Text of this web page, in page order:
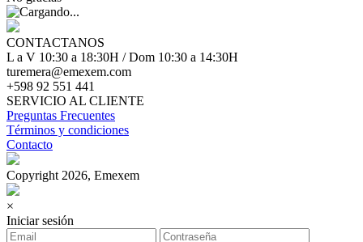
CONTACTANOS
L a V 10:30 a 18:30H / Dom 10:30 a 14:30H
turemera@emexem.com
+598 92 551 441
SERVICIO AL CLIENTE
Preguntas Frecuentes
Términos y condiciones
Contacto
Copyright 2026, Emexem
×
Iniciar sesión